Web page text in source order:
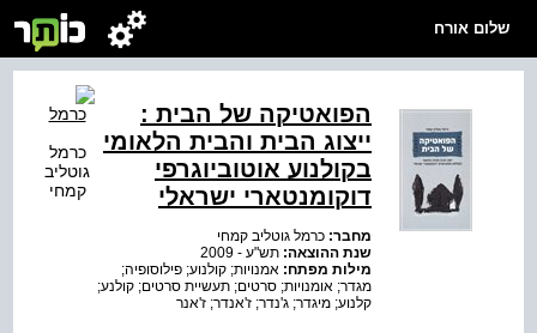
שלום אורח
הפואטיקה של הבית :
ייצוג הבית והבית הלאומי
בקולנוע אוטוביוגרפי
דוקומנטארי ישראלי
מחבר: כרמל גוטליב קמחי
שנת ההוצאה: תש"ע - 2009
מילות מפתח: אמנויות; קולנוע; פילוסופיה;
מגדר; אומנויות; סרטים; תעשיית סרטים; קולנע;
קלנוע; מיגדר; ג'נדר; ז'אנדר; ז'אנר
כרמל
גוטליב
קמחי